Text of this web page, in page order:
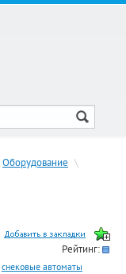
Оборудование \
Рейтинг:
снековые автоматы